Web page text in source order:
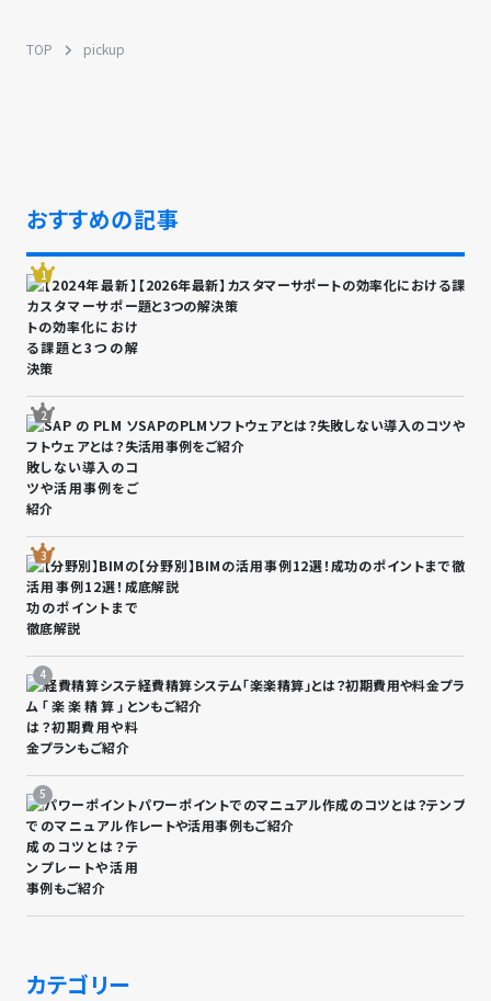
TOP pickup
おすすめの記事
【2026年最新】カスタマーサポートの効率化における課
題と3つの解決策
SAPのPLMソフトウェアとは？失敗しない導入のコツや
活用事例をご紹介
【分野別】BIMの活用事例12選！成功のポイントまで徹
底解説
経費精算システム「楽楽精算」とは？初期費用や料金プラ
ンもご紹介
パワーポイントでのマニュアル作成のコツとは？テンプ
レートや活用事例もご紹介
カテゴリー